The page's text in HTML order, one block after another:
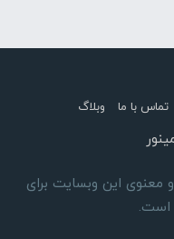
تماس با ما وبلاگ
مادی و معنوی این وبسایت برای
است.